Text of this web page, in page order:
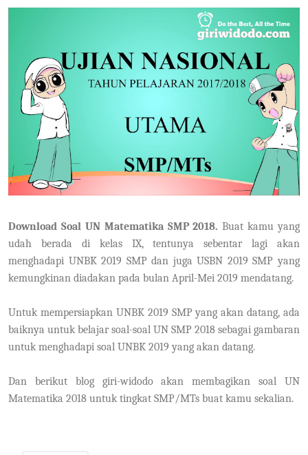
Download Soal UN Matematika SMP 2018. Buat kamu yang
udah berada di kelas IX, tentunya sebentar lagi akan
menghadapi UNBK 2019 SMP dan juga USBN 2019 SMP yang
kemungkinan diadakan pada bulan April-Mei 2019 mendatang.
Untuk mempersiapkan UNBK 2019 SMP yang akan datang, ada
baiknya untuk belajar soal-soal UN SMP 2018 sebagai gambaran
untuk menghadapi soal UNBK 2019 yang akan datang.
Dan berikut blog giri-widodo akan membagikan soal UN
Matematika 2018 untuk tingkat SMP/MTs buat kamu sekalian.